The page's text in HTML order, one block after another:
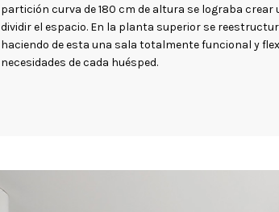
partición curva de 180 cm de altura se lograba
dividir el espacio. En la planta superior se
haciendo de esta una sala totalmente funcional y
necesidades de cada huésped.